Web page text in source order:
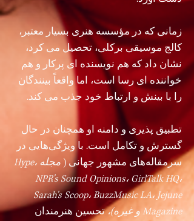
زمانی که در مؤسسه هنری بسیار معتبر،
کالج موسیقی برکلی، تحصیل می کرد،
نشان داد که هم نویسنده ای پرکار و هم
خواننده ای رسا است، اما واقعاً بینندگان
را با بینش و ارتباط خود جذب می کند.
تطبیق پذیری و دامنه او همچنان در حال
گسترش و تکامل است. با ویژگی‌هایی در
سرمقاله‌های مشهور جهانی (
مجله Hype،
NPR's Sound Opinions، GirlTalk HQ،
Sarah's Scoop، BuzzMusic LA، Jejune
Magazine و غیره)،
تحسین هنرمندان